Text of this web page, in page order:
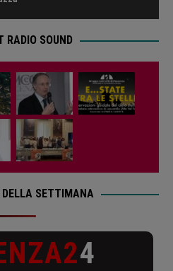
RADIO SOUND
SETTIMANA
4